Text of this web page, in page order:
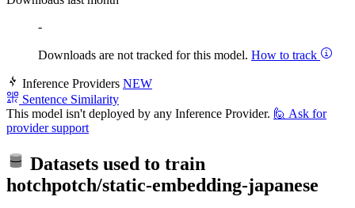
-
Downloads are not tracked for this model. How to track
Inference Providers NEW
Sentence Similarity
This model isn't deployed by any Inference Provider. 🙋 Ask for
provider support
Datasets used to train
hotchpotch/static-embedding-japanese